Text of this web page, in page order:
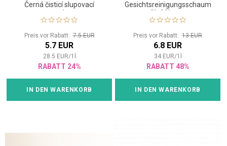
Černá čisticí slupovací
maska
Preis vor Rabatt:7.5 EUR
5.7 EUR
28.5 EUR/1
RABATT 24%
IN DEN WARENKORB
Gesichtsreinigungsschaum
für Männer
Preis vor Rabatt: 13 EUR
6.8 EUR
34 EUR/1
RABATT 48%
IN DEN WARENKORB